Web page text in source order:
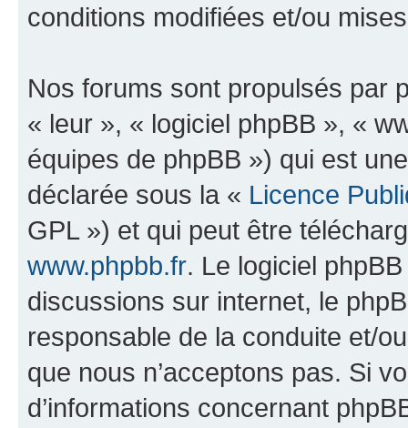
conditions modifiées et/ou
Nos forums sont propulsés par
« leur », « logiciel phpBB », «
équipes de phpBB ») qui est
déclarée sous la « Licence
GPL ») et qui peut être
www.phpbb.fr. Le logiciel
discussions sur internet, le
responsable de la conduite et/
que nous n’acceptons pas. Si
d’informations concernant